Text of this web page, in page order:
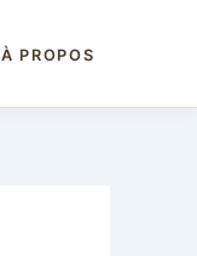
À PROPOS